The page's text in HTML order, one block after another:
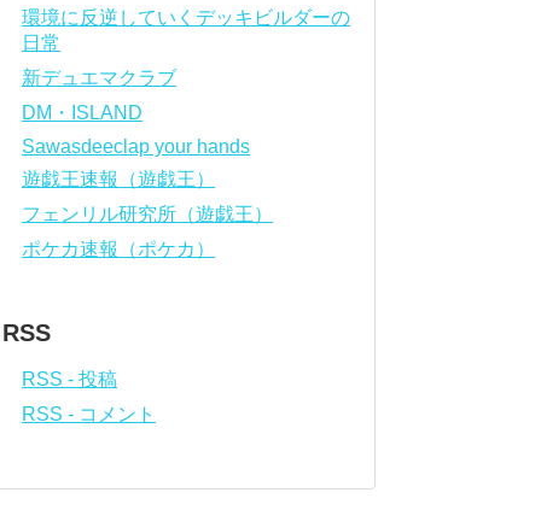
環境に反逆していくデッキビルダーの
日常
新デュエマクラブ
DM・ISLAND
Sawasdeeclap your hands
遊戯王速報（遊戯王）
フェンリル研究所（遊戯王）
ポケカ速報（ポケカ）
RSS
RSS - 投稿
RSS - コメント